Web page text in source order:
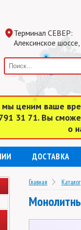
Терминал СЕВЕР:
Алексинское
ценим ваше
31 71. Вы
о
ДОСТАВКА
Главная Каталог